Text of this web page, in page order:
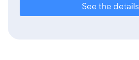
See the details